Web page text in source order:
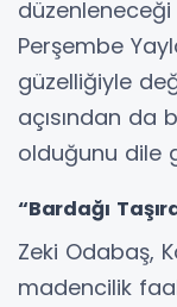
düzenleneceği
Perşembe
güzelliğiyle
açısından da
olduğunu dile
“Bardağı
Zeki Odabaş,
madencilik